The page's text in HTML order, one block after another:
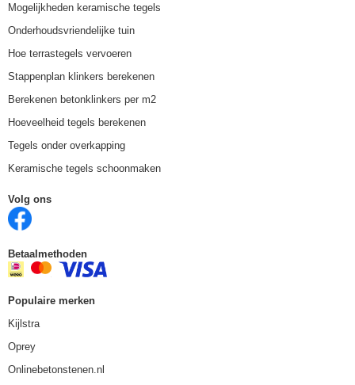
Mogelijkheden keramische tegels
Onderhoudsvriendelijke tuin
Hoe terrastegels vervoeren
Stappenplan klinkers berekenen
Berekenen betonklinkers per m2
Hoeveelheid tegels berekenen
Tegels onder overkapping
Keramische tegels schoonmaken
Volg ons
Betaalmethoden
Populaire merken
Kijlstra
Oprey
Onlinebetonstenen.nl